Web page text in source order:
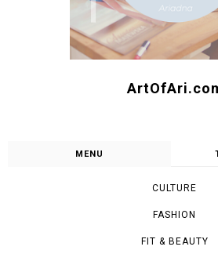
MENU
CULTURE
FASHION
FIT & BEAUTY